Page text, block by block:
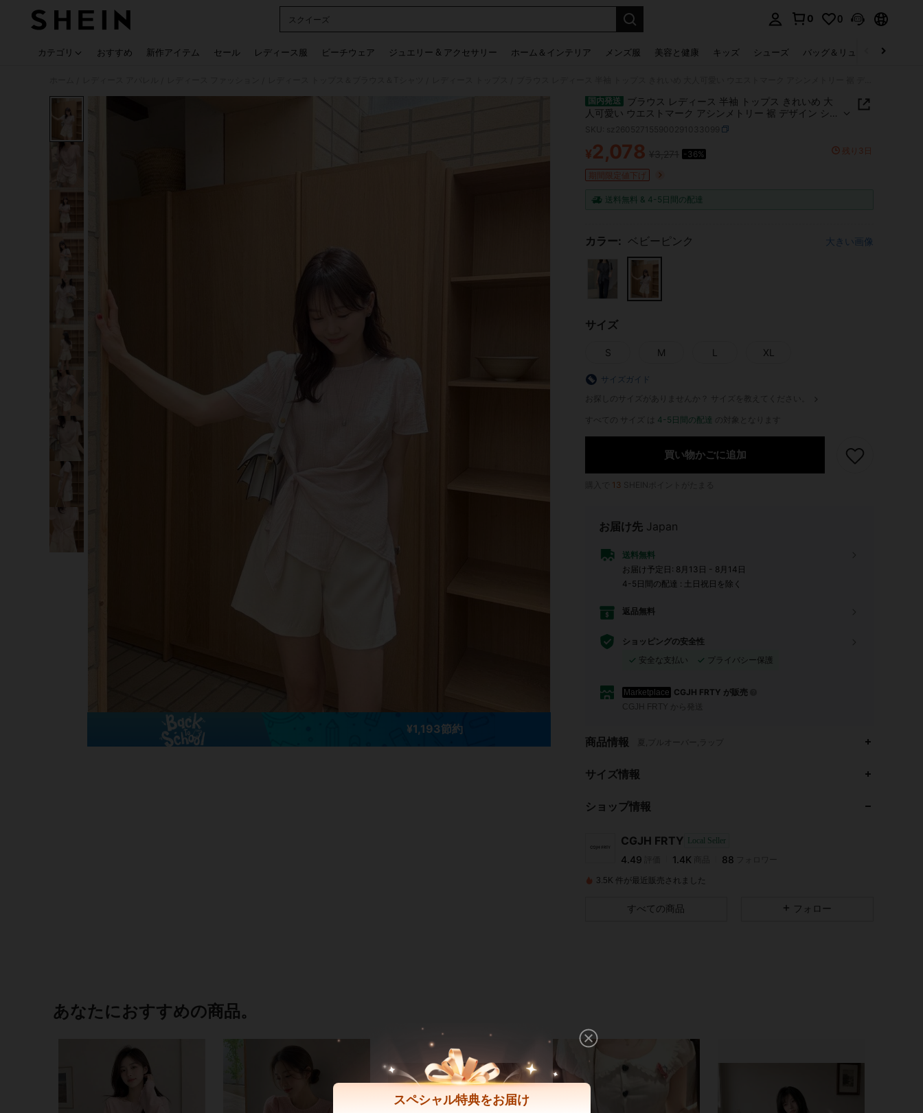
スクイーズ
0 0
カテゴリ おすすめ 新作アイテム セール レディース服 ビーチウェア ジュエリー & アクセサリー ホーム＆インテリア メンズ服 美容と健康 キッズ シューズ バッグ＆リュック
¥1,193節約
国内発送
ブラウス レディース 半袖 トップス きれいめ 大
人可愛い ウエストマーク アシンメトリー 裾 デザイン シワ
加工 涼しい クルーネック チュニック 体型カバー カジュア
ル 上品 オフィス デート 春 夏 春服 夏服
PRICE AND AVAILABILITY
¥2,078 -36% 残り3日
期間限定値下げ
送料無料 & 4-5日間の配達
カラー: ベビーピンク 大きい画像
サイズ
S M L XL
サイズガイド
お探しのサイズがありませんか？ サイズを教えてください。
すべての サイズ は 4-5日間の配達 の対象となります
買い物かごに追加
13
お届け先 Japan
送料無料
お届け予定日: 8月13日 - 8月14日
4-5日間の配達 : 土日祝日を除く
返品無料
ショッピングの安全性
安全な支払い
プライバシー保護
Marketplace CGJH FRTY が販売
CGJH FRTY から発送
商品情報 夏,プルオーバー,ラップ
サイズ情報
ショップ情報
CGJH FRTY Local Seller
4.49
4.49
は1日前 に購入しました
4.49
3.5K 件が最近販売されました
すべての商品 フォロー
あなたにおすすめの商品。
スペシャル特典をお届け